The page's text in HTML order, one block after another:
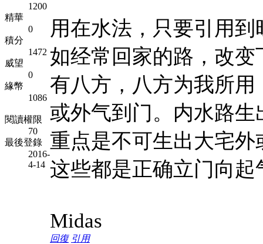
1200
精華
0
積分
1472
威望
0
緣幣
1086
閱讀權限
70
最後登錄
2016-
4-14
用在水法，只要引用
如经常回家的路，改
有八方，八方为我所
或外气到门。内水路
重点是不可生出大宅
这些都是正确立门向
Midas
回復 引用